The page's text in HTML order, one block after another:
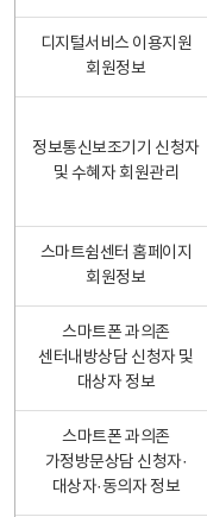
디지털서비스 이용지원
회원정보
정보통신보조기기 신청자
및 수혜자 회원관리
스마트쉼센터 홈페이지
회원정보
스마트폰 과의존
센터내방상담 신청자 및
대상자 정보
스마트폰 과의존
가정방문상담 신청자·
대상자·동의자 정보